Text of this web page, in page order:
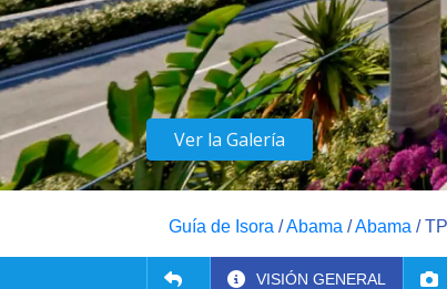
Ver la Galería
Guía de Isora /Abama /Abama /
VISIÓN GENERAL